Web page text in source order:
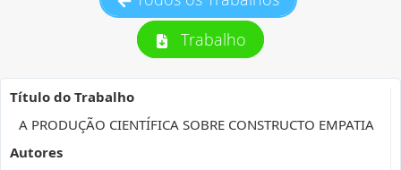
Trabalho
Título do Trabalho
A PRODUÇÃO CIENTÍFICA SOBRE CONSTRUCTO EMPATIA
Autores